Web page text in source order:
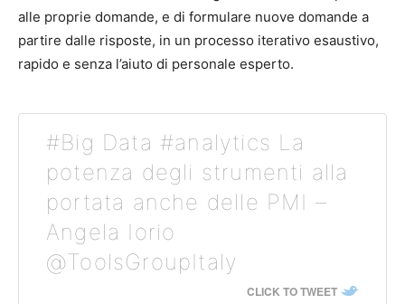
alle proprie domande, e di formulare nuove domande a
partire dalle risposte, in un processo iterativo esaustivo,
rapido e senza l’aiuto di personale esperto.
#Big Data #analytics La
potenza degli strumenti alla
portata anche delle PMI –
Angela Iorio
@ToolsGroupItaly
CLICK TO TWEET